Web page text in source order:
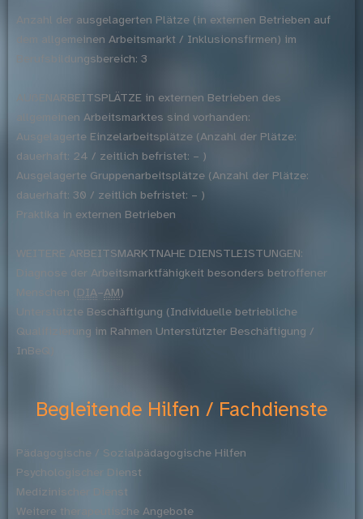
Anzahl der ausgelagerten Plätze (in externen Betrieben auf
dem allgemeinen Arbeitsmarkt / Inklusionsfirmen) im
Berufsbildungsbereich: 3
AUßENARBEITSPLÄTZE in externen Betrieben des
allgemeinen Arbeitsmarktes sind vorhanden:
Ausgelagerte Einzelarbeitsplätze (Anzahl der Plätze:
dauerhaft: 24 / zeitlich befristet: – )
Ausgelagerte Gruppenarbeitsplätze (Anzahl der Plätze:
dauerhaft: 30 / zeitlich befristet: – )
Praktika in externen Betrieben
WEITERE ARBEITSMARKTNAHE DIENSTLEISTUNGEN:
Diagnose der Arbeitsmarktfähigkeit besonders betroffener
Menschen (DIA–AM)
Unterstützte Beschäftigung (Individuelle betriebliche
Qualifizierung im Rahmen Unterstützter Beschäftigung /
InBeQ)
Begleitende Hilfen / Fachdienste
Pädagogische / Sozialpädagogische Hilfen
Psychologischer Dienst
Medizinischer Dienst
Weitere therapeutische Angebote